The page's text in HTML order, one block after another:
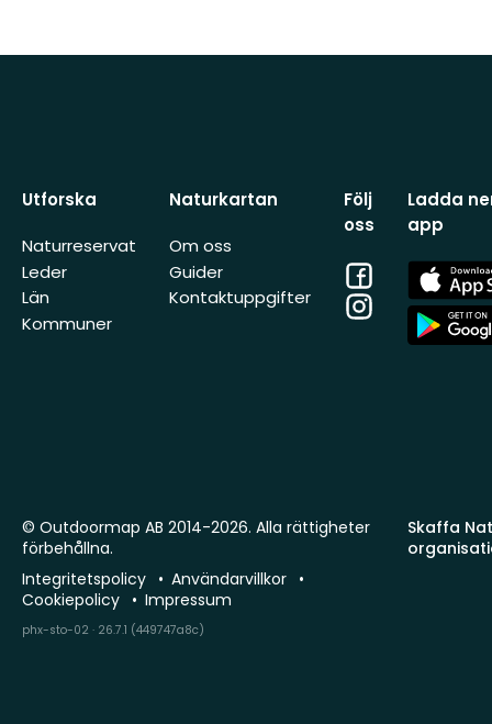
Utforska
Naturreservat
Leder
Län
Kommuner
Naturkartan
Om oss
Guider
Kontaktuppgifter
Följ
oss
Facebook
Instagram
Ladda
app
App
Store
App
Store
Skaffa
© Outdoormap AB 2014-2026. Alla rättigheter
förbehållna.
Integritetspolicy
Användarvillkor
Cookiepolicy
Impressum
phx-sto-02 · 26.7.1 (449747a8c)